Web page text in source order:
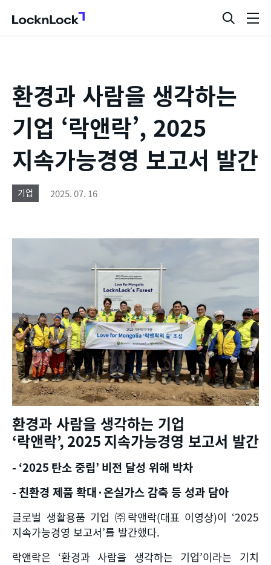
LocknLock
검
색
환경과 사람을 생각하는
기업 ‘락앤락’, 2025
지속가능경영 보고서 발간
기업 2025. 07. 16
환경과 사람을 생각하는 기업
‘락앤락’, 2025 지속가능경영 보고서 발간
- ‘2025 탄소 중립’ 비전 달성 위해 박차
- 친환경 제품 확대·온실가스 감축 등 성과 담아
글로벌 생활용품 기업 ㈜락앤락(대표 이영상)이 ‘2025
지속가능경영 보고서’를 발간했다.
락앤락은 ‘환경과 사람을 생각하는 기업’이라는 기치